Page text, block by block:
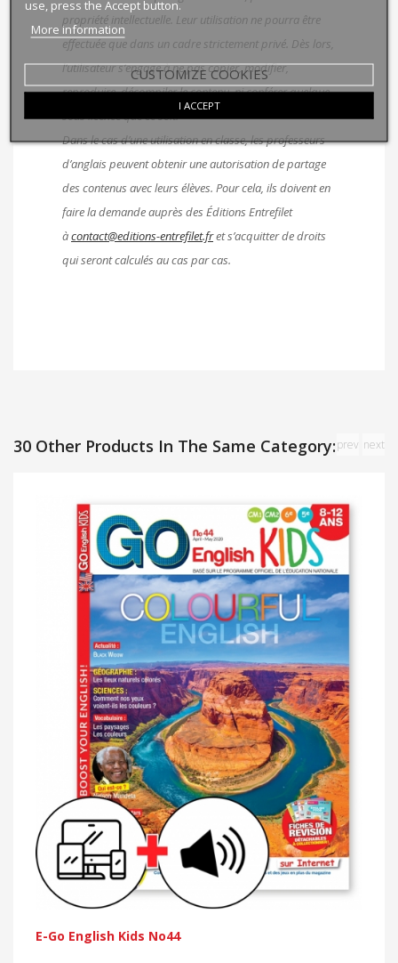
propriété intellectuelle. Leur utilisation ne pourra être
effectuée que dans un cadre strictement privé. Dès lors,
l’utilisateur s’engage à ne pas copier, modifier,
reproduire, décompiler le contenu, ni conférer quelque
sous licence que ce soit.
Dans le cas d’une utilisation en classe, les professeurs
d’anglais peuvent obtenir une autorisation de partage
des contenus avec leurs élèves. Pour cela, ils doivent en
faire la demande auprès des Éditions Entrefilet
àcontact@editions-entrefilet.fret s’acquitter de droits
qui seront calculés au cas par cas.
30 Other Products In The Same Category:
E-Go English Kids No44
prev next
use, press the Accept button.
More information
CUSTOMIZE COOKIES
I ACCEPT